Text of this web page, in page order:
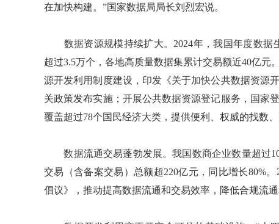
在加快构建。”国家数据局局长刘烈宏说。
数据资源规模持续扩大。2024年，我国年度数据
超过3.5万个，各地高质量数据集累计交易额近40亿
源开发利用制度建设，印发《关于加快公共数据资源
关政策发布实施；开展公共数据资源登记服务，国家
覆盖超过78个国民经济大类，提供便利、权威的找数、
数据流通交易蓬勃发展。我国数商企业数量超过
交易（含备案交易）总额超220亿元，同比增长80%
倡议》，推动提高数据流通和交易效率，降低合规流通